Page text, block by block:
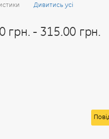
Дивитись усі
грн. - 315.00 грн.